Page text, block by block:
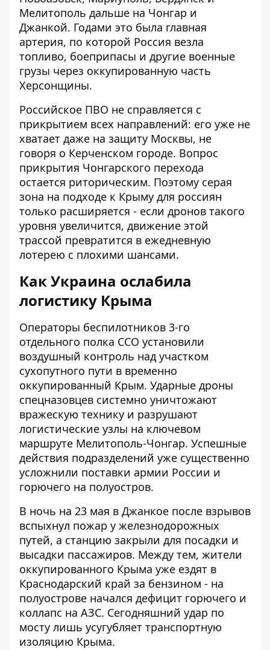
Мелитополь дальше на Чонгар и
Джанкой. Годами это была главная
артерия, по которой Россия везла
топливо, боеприпасы и другие военные
грузы через оккупированную часть
Херсонщины.
Российское ПВО не справляется с
прикрытием всех направлений: его уже не
хватает даже на защиту Москвы, не
говоря о Керченском городе. Вопрос
прикрытия Чонгарского перехода
остается риторическим. Поэтому серая
зона на подходе к Крыму для россиян
только расширяется - если дронов такого
уровня увеличится, движение этой
трассой превратится в ежедневную
лотерею с плохими шансами.
Как Украина ослабила
логистику Крыма
Операторы беспилотников 3-го
отдельного полка ССО установили
воздушный контроль над участком
сухопутного пути в временно
оккупированный Крым. Ударные дроны
спецназовцев системно уничтожают
вражескую технику и разрушают
логистические узлы на ключевом
маршруте Мелитополь-Чонгар. Успешные
действия подразделений уже существенно
усложнили поставки армии России и
горючего на полуостров.
В ночь на 23 мая в Джанкое после взрывов
вспыхнул пожар у железнодорожных
путей, а станцию ​​закрыли для посадки и
высадки пассажиров. Между тем, жители
оккупированного Крыма уже ездят в
Краснодарский край за бензином - на
полуострове начался дефицит горючего и
коллапс на АЗС. Сегодняшний удар по
мосту лишь усугубляет транспортную
изоляцию Крыма.